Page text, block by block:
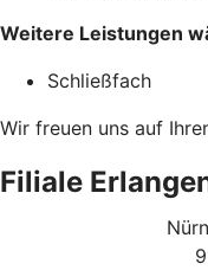
Weitere Leistungen
Schließfach
Wir freuen uns auf
Filiale